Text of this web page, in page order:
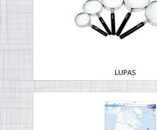
LUPAS